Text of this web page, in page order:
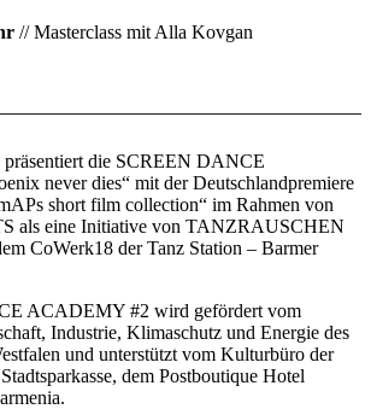
// Masterclass mit Alla Kovgan
die SCREEN DANCE
never dies“ mit der Deutschlandpremiere
short film collection“ im Rahmen von
als eine Initiative von TANZRAUSCHEN
CoWerk18 der Tanz Station – Barmer
ACADEMY #2 wird gefördert vom
Industrie, Klimaschutz und Energie des
und unterstützt vom Kulturbüro der
dem Postboutique Hotel